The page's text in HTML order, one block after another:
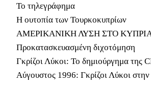
Το τηλεγράφημα
Η ουτοπία των Τουρκοκυπρίων
ΑΜΕΡΙΚΑΝΙΚΗ ΛΥΣΗ ΣΤΟ
Προκατασκευασμένη διχοτόμηση
Γκρίζοι Λύκοι: Το δημιούργημα της
Αύγουστος 1996: Γκρίζοι Λύκοι